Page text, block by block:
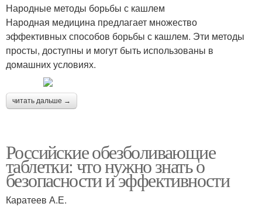
Народные методы борьбы с кашлем
Народная медицина предлагает множество
эффективных способов борьбы с кашлем. Эти методы
просты, доступны и могут быть использованы в
домашних условиях.
читать дальше →
Российские обезболивающие
таблетки: что нужно знать о
безопасности и эффективности
Каратеев А.Е.